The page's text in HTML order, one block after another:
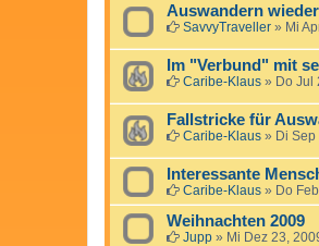
Auswandern
SavvyTraveller » Mi
Im "Verbund" mit
Caribe-Klaus » Do Jul
Fallstricke für
Caribe-Klaus » Di
Interessante
Caribe-Klaus » Do
Weihnachten 2009
Jupp » Mi Dez 23,